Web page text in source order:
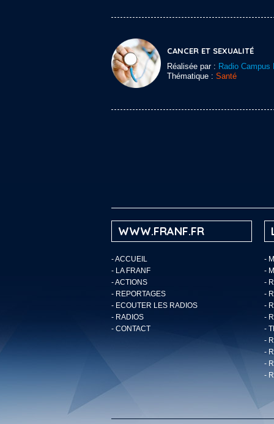
CANCER ET SEXUALITÉ
Réalisée par : Radio Campus
Thématique : Santé
WWW.FRANF.FR
-ACCUEIL
- LA FRANF
-ACTIONS
- REPORTAGES
- ECOUTER LES RADIOS
- RADIOS
- CONTACT
-
-
-
-
-
-
-
-
-
-
-